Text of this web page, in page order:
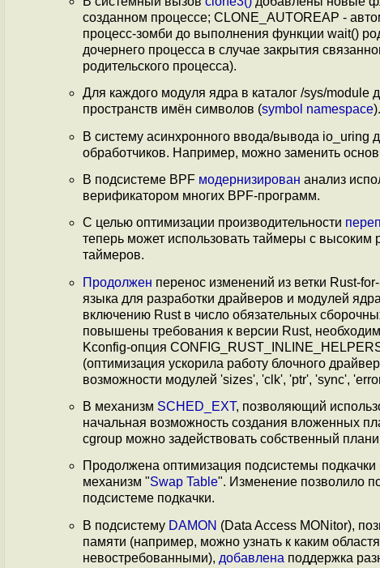
созданном процессе; CLONE_AUTOREAP -
процесс-зомби до выполнения функции wait()
дочернего процесса в случае закрытия
родительского процесса).
Для каждого модуля ядра в каталог /sys/
пространств имён символов (symbol namespace).
В систему асинхронного ввода/вывода io_uring
обработчиков. Например, можно заменить
В подсистеме BPF модернизирован анализ
верификатором многих BPF-программ.
С целью оптимизации производительности
теперь может использовать таймеры с
таймеров.
Продолжен перенос изменений из ветки Rust-
языка для разработки драйверов и модулей
включению Rust в число обязательных
повышены требования к версии Rust,
Kconfig-опция
(оптимизация ускорила работу блочного
возможности модулей 'sizes', 'clk', 'ptr', 'sync',
В механизм SCHED_EXT, позволяющий
начальная возможность создания вложенных
cgroup можно задействовать собственный
Продолжена оптимизация подсистемы
механизм "Swap Table". Изменение позволило
подсистеме подкачки.
В подсистему DAMON (Data Access MONitor),
памяти (например, можно узнать к каким
невостребованными), добавлена поддержка